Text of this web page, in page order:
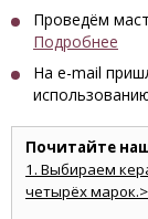
Проведём
Подробнее
На e-mail
Почитайте
1. Выбираем
четырёх